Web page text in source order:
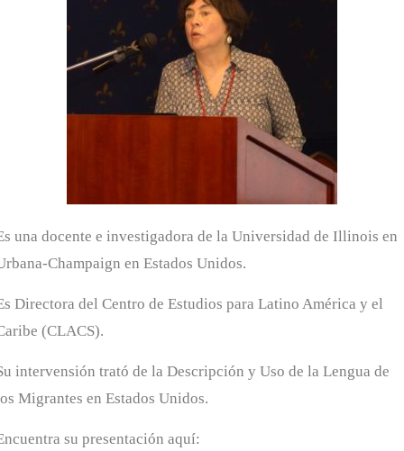
una docente e investigadora de la Universidad de Illinois en
Champaign en Estados Unidos.
Directora del Centro de Estudios para Latino América y el
(CLACS).
intervensión trató de la Descripción y Uso de la Lengua de
Migrantes en Estados Unidos.
su presentación aquí: